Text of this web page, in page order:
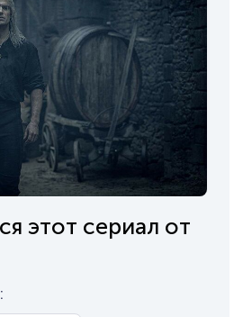
этот сериал от